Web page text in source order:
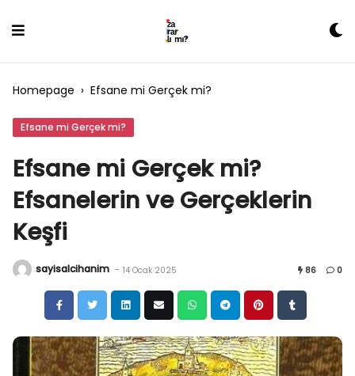
Homepage › Efsane mi Gerçek mi?
Efsane mi Gerçek mi?
Efsane mi Gerçek mi?
Efsanelerin ve Gerçeklerin
Keşfi
sayisalcihanim - 14 Ocak 2025 86 0